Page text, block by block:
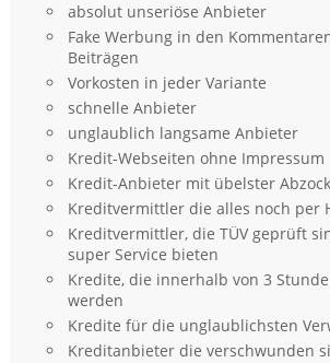
absolut unseriöse Anbieter
Fake Werbung in den
Beiträgen
Vorkosten in jeder Variante
schnelle Anbieter
unglaublich langsame Anbieter
Kredit-Webseiten ohne Impressum
Kredit-Anbieter mit übelster
Kreditvermittler die alles noch per
Kreditvermittler, die TÜV geprüft
super Service bieten
Kredite, die innerhalb von 3
werden
Kredite für die unglaublichsten
Kreditanbieter die verschwunden